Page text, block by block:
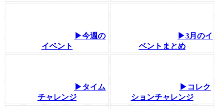
▶今週の
イベント
▶3月のイ
ベントまとめ
▶タイム
チャレンジ
▶コレク
ションチャレンジ